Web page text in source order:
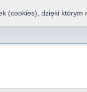
(cookies), dzięki którym